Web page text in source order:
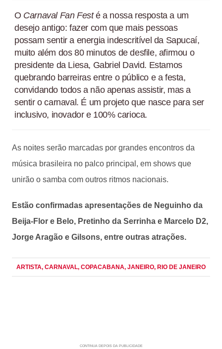
O Carnaval Fan Festé a nossa resposta a um
desejo antigo: fazer com que mais pessoas
possam sentir a energia indescritível da Sapucaí,
muito além dos 80 minutos de desfile, afirmou o
presidente da Liesa, Gabriel David. Estamos
quebrando barreiras entre o público e a festa,
convidando todos a não apenas assistir, mas a
sentir o carnaval. É um projeto que nasce para ser
inclusivo, inovador e 100% carioca.
As noites serão marcadas por grandes encontros da
música brasileira no palco principal, em shows que
unirão o samba com outros ritmos nacionais.
Estão confirmadas apresentações de Neguinho da
Beija-Flor e Belo, Pretinho da Serrinha e Marcelo D2,
Jorge Aragão e Gilsons, entre outras atrações.
ARTISTA, CARNAVAL, COPACABANA, JANEIRO, RIO DE JANEIRO